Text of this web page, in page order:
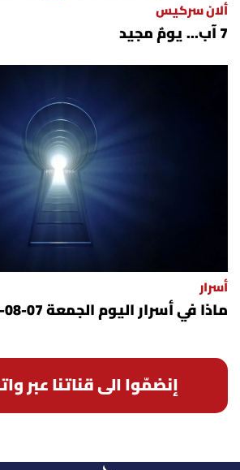
ألان سركيس
7 آب... يومٌ مجيد
أسرار
ماذا في أسرار اليوم الجمعة 07-08-2026؟
إنضمّوا الى قناتنا عبر